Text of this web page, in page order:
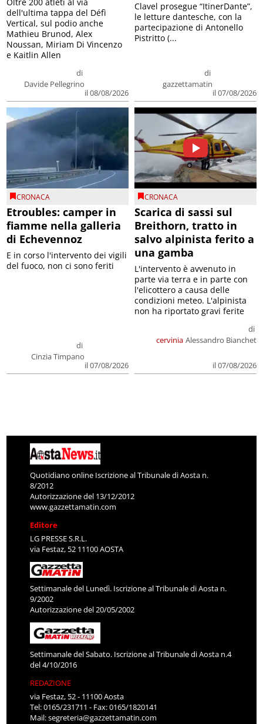
di
Davide Pellegrino
il 08/08/2026
dell'ultima tappa del Défì
Vertical, sul podio anche
Mathieu Brunod, Alex
Noussan, Miriam Di Vincenzo
e Kaitlin Allen
di
gazzettamatin
il 07/08/2026
Clavel prosegue “ItinerDante”,
le letture dantesche, con la
partecipazione di Antonello
Pistritto (...
CRONACA
Etroubles: camper in
fiamme nella galleria
di Echevennoz
di
Cinzia Timpano
il 07/08/2026
E in corso l'intervento dei vigili
del fuoco, non ci sono feriti
CRONACA
Scarica di sassi sul
Breithorn, tratto in
salvo alpinista ferito a
una gamba
cervinia
di
Alessandro Bianchet
il 07/08/2026
L'intervento è avvenuto in
parte via terra e in parte con
l'elicottero a causa delle
condizioni meteo. L'alpinista
non ha riportato gravi ferite
Quotidiano online Iscrizione al Tribunale di Aosta n.
8/2012
Autorizzazione del 13/12/2012
www.gazzettamatin.com
Editore
LG PRESSE S.R.L.
via Festaz, 52 11100 AOSTA
Settimanale del Lunedì. Iscrizione al Tribunale di Aosta n.
9/2002
Autorizzazione del 20/05/2002
Settimanale del Sabato. Iscrizione al Tribunale di Aosta n.4
del 4/10/2016
REDAZIONE
via Festaz, 52 - 11100 Aosta
Tel: 0165/231711 - Fax: 0165/1820141
Mail:segreteria@gazzettamatin.com